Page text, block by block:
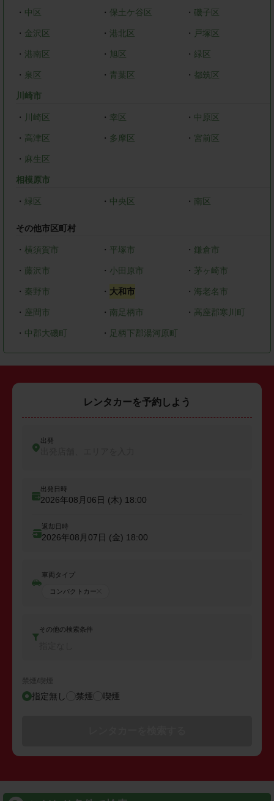
・ 中区 ・ 保土ケ谷区 ・磯子区
・ 金沢区 ・ 港北区 ・ 戸塚区
・ 港南区 ・ 旭区 ・ 緑区
・ 泉区 ・ 青葉区 ・ 都筑区
川崎市
・ 川崎区 ・ 幸区 ・ 中原区
・ 高津区 ・ 多摩区 ・ 宮前区
・ 麻生区
相模原市
・ 緑区 ・ 中央区 ・ 南区
その他市区町村
・ 横須賀市 ・ 平塚市 ・ 鎌倉市
・ 藤沢市 ・ 小田原市 ・ 茅ヶ崎市
・ 秦野市 ・ 大和市 ・ 海老名市
・ 座間市 ・ 南足柄市 ・ 高座郡寒川町
・ 中郡大磯町 ・ 足柄下郡湯河原町
レンタカーを予約しよう
出発
出発日時
2026年08月06日 (木) 18:00
返却日時
2026年08月07日 (金) 18:00
車両タイプ
コンパクトカー
その他の検索条件
禁煙/喫煙
指定無し 禁煙 喫煙